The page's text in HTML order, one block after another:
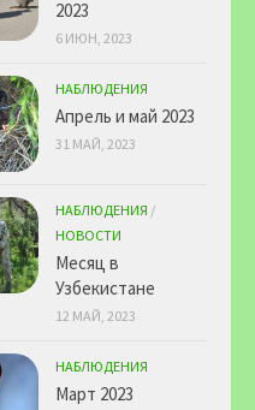
2023
6 ИЮН, 2023
НАБЛЮДЕНИЯ
Апрель и май 2023
31 МАЙ, 2023
НАБЛЮДЕНИЯ /
НОВОСТИ
Месяц в
Узбекистане
12 МАЙ, 2023
НАБЛЮДЕНИЯ
Март 2023